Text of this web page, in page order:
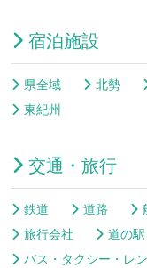
宿泊施設
県全域 北勢
東紀州
交通・旅行
鉄道 道路
旅行会社
道の駅
バス・タクシー・レ